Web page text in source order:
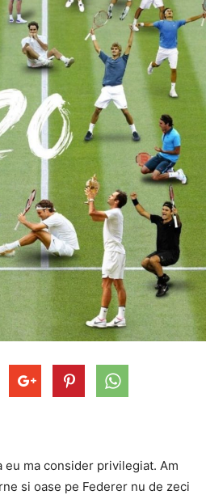
ma consider privilegiat. Am
si oase pe Federer nu de zeci